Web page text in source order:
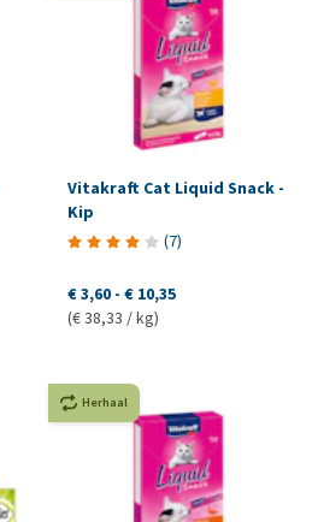
Vitakraft Cat Liquid Snack -
Kip
(7)
€ 3,60 - € 10,35
(€ 38,33 / kg)
Herhaal